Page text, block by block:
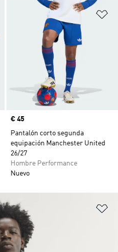
Añadir a la lista de deseos
Precio
€ 45
Pantalón corto segunda
equipación Manchester United
26/27
Hombre Performance
Nuevo